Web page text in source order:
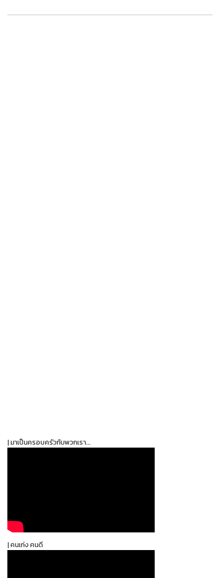
| มาเป็นครอบครัวกับพวกเรา...
| คนเก่ง คนดี